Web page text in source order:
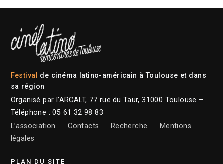
Festival de cinéma latino-américain à Toulouse et dans
sa région
Organisé par l’ARCALT, 77 rue du Taur, 31000 Toulouse –
Téléphone : 05 61 32 98 83
L’association
Contacts Recherche
Mentions
légales
PLAN DU SITE